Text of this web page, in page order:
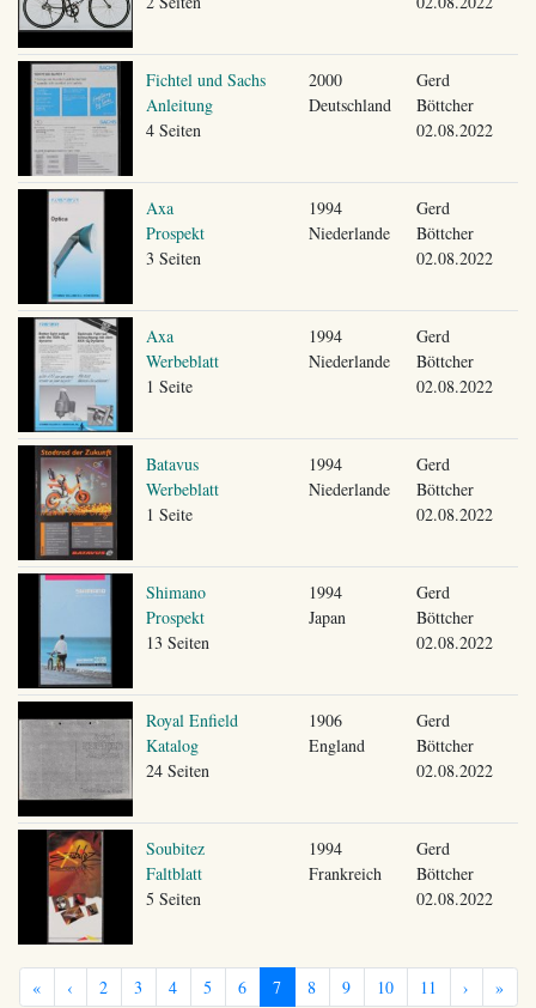
Fichtel und Sachs
Anleitung
4 Seiten
2000
Deutschland
Gerd
Böttcher
02.08.2022
Axa
Prospekt
3 Seiten
1994
Niederlande
Gerd
Böttcher
02.08.2022
Axa
Werbeblatt
1 Seite
1994
Niederlande
Gerd
Böttcher
02.08.2022
Batavus
Werbeblatt
1 Seite
1994
Niederlande
Gerd
Böttcher
02.08.2022
Shimano
Prospekt
13 Seiten
1994
Japan
Gerd
Böttcher
02.08.2022
Royal Enfield
Katalog
24 Seiten
1906
England
Gerd
Böttcher
02.08.2022
Soubitez
Faltblatt
5 Seiten
1994
Frankreich
Gerd
Böttcher
02.08.2022
« ‹ 2 3 4 5 6 7 8 9 10 11 › »